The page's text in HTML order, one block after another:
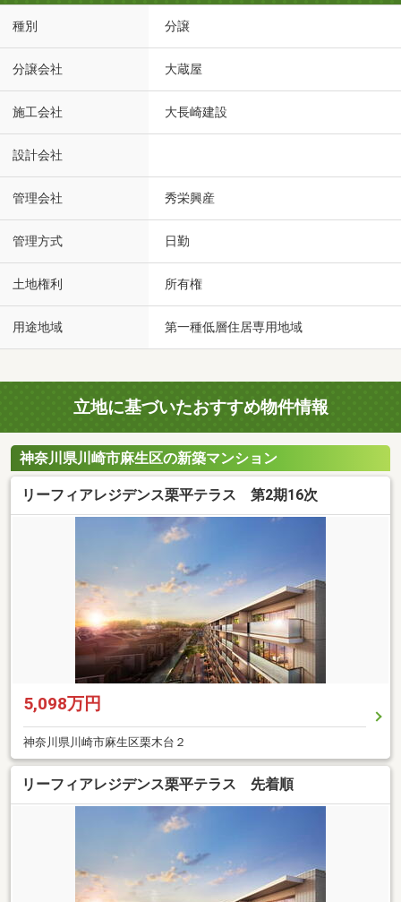
種別 分譲
分譲会社 大蔵屋
施工会社 大長崎建設
設計会社
管理会社 秀栄興産
管理方式 日勤
土地権利 所有権
用途地域 第一種低層住居専用地域
立地に基づいたおすすめ物件情報
神奈川県川崎市麻生区の新築マンション
リーフィアレジデンス栗平テラス 第2期16次
5,098万円
神奈川県川崎市麻生区栗木台２
リーフィアレジデンス栗平テラス 先着順